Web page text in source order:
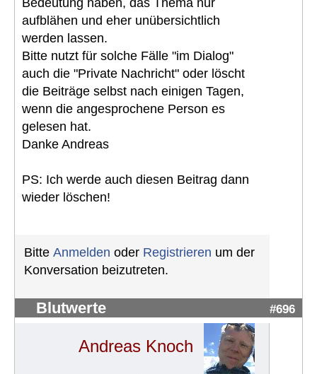
Bedeutung haben, das Thema nur
aufblähen und eher unübersichtlich
werden lassen.
Bitte nutzt für solche Fälle "im Dialog"
auch die "Private Nachricht" oder löscht
die Beiträge selbst nach einigen Tagen,
wenn die angesprochene Person es
gelesen hat.
Danke Andreas
PS: Ich werde auch diesen Beitrag dann
wieder löschen!
Bitte Anmelden oder Registrieren um der
Konversation beizutreten.
Blutwerte #696
Andreas Knoch